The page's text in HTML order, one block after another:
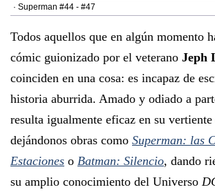
· Superman #44 - #47
Todos aquellos que en algún momento
cómic guionizado por el veterano Jeph
coinciden en una cosa: es incapaz de
historia aburrida. Amado y odiado a
resulta igualmente eficaz en su vertiente
dejándonos obras como Superman: las
Estaciones o Batman: Silencio, dando
su amplio conocimiento del Universo